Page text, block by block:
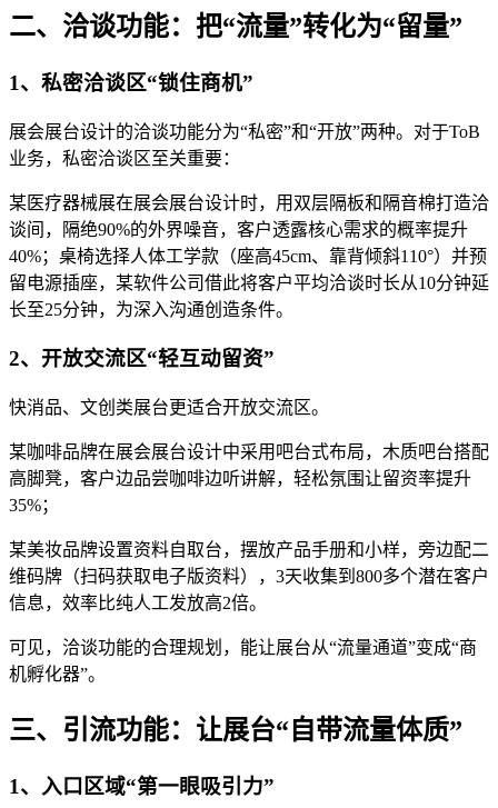
二、洽谈功能：把“流量”转化为“留量”
1、私密洽谈区“锁住商机”
展会展台设计的洽谈功能分为“私密”和“开放”两种。对于ToB
业务，私密洽谈区至关重要：
某医疗器械展在展会展台设计时，用双层隔板和隔音棉打造洽
谈间，隔绝90%的外界噪音，客户透露核心需求的概率提升
40%；桌椅选择人体工学款（座高45cm、靠背倾斜110°）并预
留电源插座，某软件公司借此将客户平均洽谈时长从10分钟延
长至25分钟，为深入沟通创造条件。
2、开放交流区“轻互动留资”
快消品、文创类展台更适合开放交流区。
某咖啡品牌在展会展台设计中采用吧台式布局，木质吧台搭配
高脚凳，客户边品尝咖啡边听讲解，轻松氛围让留资率提升
35%；
某美妆品牌设置资料自取台，摆放产品手册和小样，旁边配二
维码牌（扫码获取电子版资料），3天收集到800多个潜在客户
信息，效率比纯人工发放高2倍。
可见，洽谈功能的合理规划，能让展台从“流量通道”变成“商
机孵化器”。
三、引流功能：让展台“自带流量体质”
1、入口区域“第一眼吸引力”